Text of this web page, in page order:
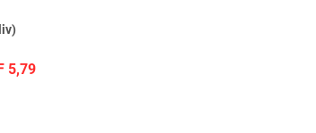
5,79